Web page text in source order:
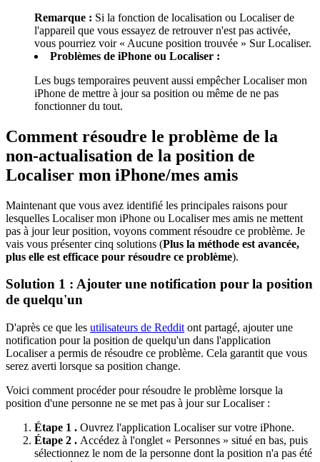
Remarque : Si la fonction de localisation ou Localiser de
l'appareil que vous essayez de retrouver n'est pas activée,
vous pourriez voir « Aucune position trouvée » Sur Localiser.
Problèmes de iPhone ou Localiser :
Les bugs temporaires peuvent aussi empêcher Localiser mon
iPhone de mettre à jour sa position ou même de ne pas
fonctionner du tout.
Comment résoudre le problème de la
non-actualisation de la position de
Localiser mon iPhone/mes amis
Maintenant que vous avez identifié les principales raisons pour
lesquelles Localiser mon iPhone ou Localiser mes amis ne mettent
pas à jour leur position, voyons comment résoudre ce problème. Je
vais vous présenter cinq solutions (Plus la méthode est avancée,
plus elle est efficace pour résoudre ce problème).
Solution 1 : Ajouter une notification pour la position
de quelqu'un
D'après ce que les utilisateurs de Reddit ont partagé, ajouter une
notification pour la position de quelqu'un dans l'application
Localiser a permis de résoudre ce problème. Cela garantit que vous
serez averti lorsque sa position change.
Voici comment procéder pour résoudre le problème lorsque la
position d'une personne ne se met pas à jour sur Localiser :
Étape 1 . Ouvrez l'application Localiser sur votre iPhone.
Étape 2 . Accédez à l'onglet « Personnes » situé en bas, puis
sélectionnez le nom de la personne dont la position n'a pas été